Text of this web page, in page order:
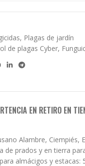
, Plagas de jardín
de plagas Cyber,
EN RETIRO EN
Alambre, Ciempiés,
prados y en tierra
almácigos y